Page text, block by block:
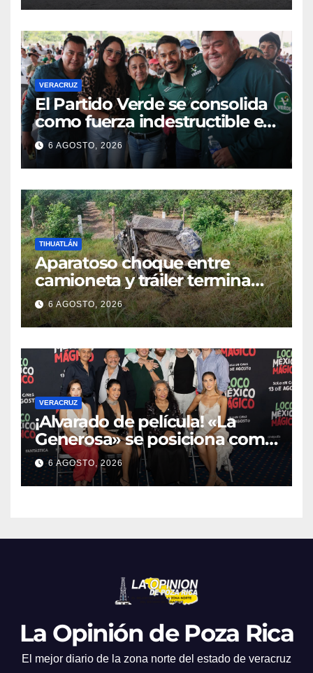
VERACRUZ
​El Partido Verde se consolida
como fuerza indestructible en
la zona norte de Veracruz
6 AGOSTO, 2026
TIHUATLÁN
Aparatoso choque entre
camioneta y tráiler termina
con ambas unidades fuera de
la carretera en Tihuatlán
6 AGOSTO, 2026
VERACRUZ
¡Alvarado de película! «La
Generosa» se posiciona como
escenario ideal para
producciones de cine y
televisión
6 AGOSTO, 2026
La Opinión de Poza Rica
El mejor diario de la zona norte del estado de veracruz